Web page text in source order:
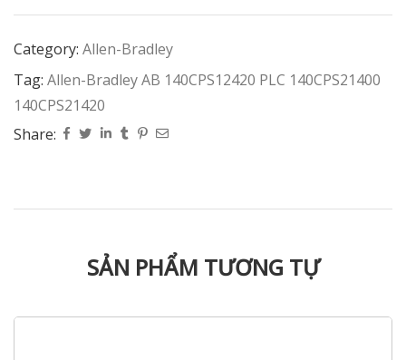
Category: Allen-Bradley
Tag: Allen-Bradley AB 140CPS12420 PLC 140CPS21400
140CPS21420
Share:
SẢN PHẨM TƯƠNG TỰ